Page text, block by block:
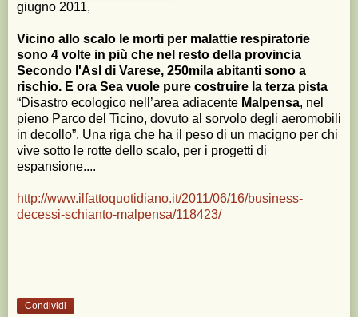
giugno 2011,
Vicino allo scalo le morti per malattie respiratorie
sono 4 volte in più che nel resto della provincia
Secondo l'Asl di Varese, 250mila abitanti sono a
rischio. E ora Sea vuole pure costruire la terza pista
“Disastro ecologico nell’area adiacente Malpensa, nel
pieno Parco del Ticino, dovuto al sorvolo degli aeromobili
in decollo”. Una riga che ha il peso di un macigno per chi
vive sotto le rotte dello scalo, per i progetti di
espansione....
http://www.ilfattoquotidiano.it/2011/06/16/business-
decessi-schianto-malpensa/118423/
Condividi